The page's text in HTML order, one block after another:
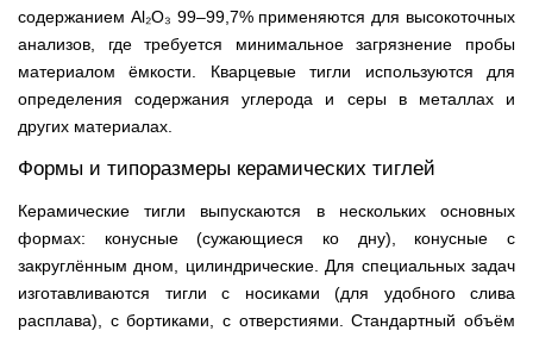
содержанием Al₂O₃ 99–99,7% применяются для высокоточных
анализов, где требуется минимальное загрязнение пробы
материалом ёмкости. Кварцевые тигли используются для
определения содержания углерода и серы в металлах и
других материалах.
Формы и типоразмеры керамических тиглей
Керамические тигли выпускаются в нескольких основных
формах: конусные (сужающиеся ко дну), конусные с
закруглённым дном, цилиндрические. Для специальных задач
изготавливаются тигли с носиками (для удобного слива
расплава), с бортиками, с отверстиями. Стандартный объём